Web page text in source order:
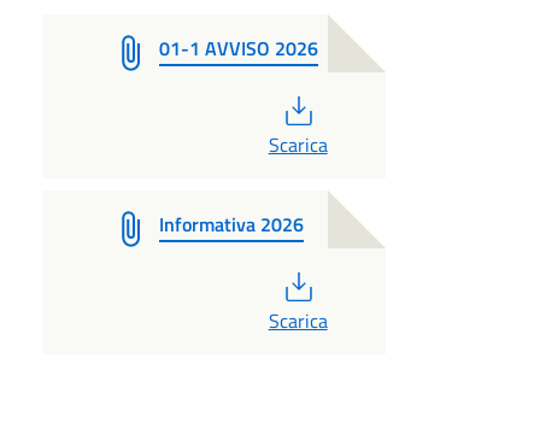
01-1 AVVISO 2026
Scarica
Informativa 2026
Scarica